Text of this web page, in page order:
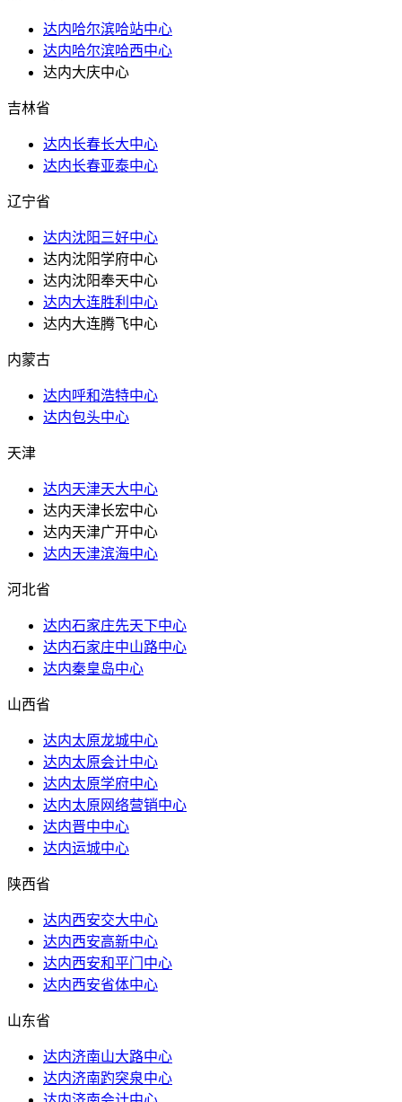
达内哈尔滨哈站中心
达内哈尔滨哈西中心
达内大庆中心
吉林省
达内长春长大中心
达内长春亚泰中心
辽宁省
达内沈阳三好中心
达内沈阳学府中心
达内沈阳奉天中心
达内大连胜利中心
达内大连腾飞中心
内蒙古
达内呼和浩特中心
达内包头中心
天津
达内天津天大中心
达内天津长宏中心
达内天津广开中心
达内天津滨海中心
河北省
达内石家庄先天下中心
达内石家庄中山路中心
达内秦皇岛中心
山西省
达内太原龙城中心
达内太原会计中心
达内太原学府中心
达内太原网络营销中心
达内晋中中心
达内运城中心
陕西省
达内西安交大中心
达内西安高新中心
达内西安和平门中心
达内西安省体中心
山东省
达内济南山大路中心
达内济南趵突泉中心